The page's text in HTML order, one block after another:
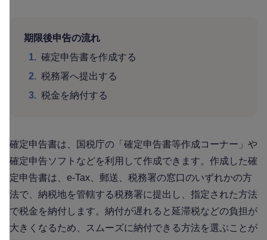
期限後申告の流れ
1. 確定申告書を作成する
2. 税務署へ提出する
3. 税金を納付する
確定申告書は、国税庁の「確定申告書等作成コーナー」や
確定申告ソフトなどを利用して作成できます。作成した確
定申告書は、e-Tax、郵送、税務署の窓口のいずれかの方
法で、納税地を管轄する税務署に提出し、指定された方法
で税金を納付します。納付が遅れると延滞税などの負担が
大きくなるため、スムーズに納付できる方法を選ぶことが